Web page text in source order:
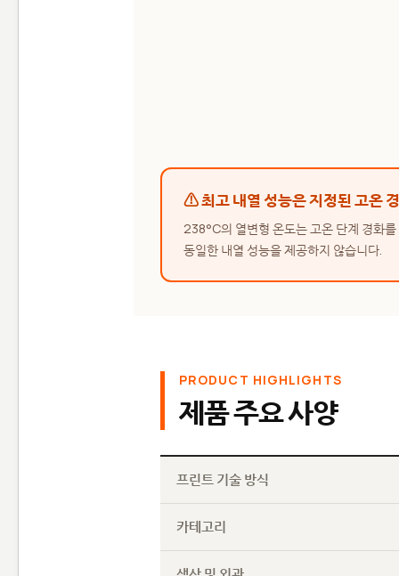
⚠ 최고 내열 성능은 지정된 고온
238°C의 열변형 온도는 고온 단계 경화
동일한 내열 성능을 제공하지 않습니다.
PRODUCT HIGHLIGHTS
제품 주요 사양
프린트 기술 방식
카테고리